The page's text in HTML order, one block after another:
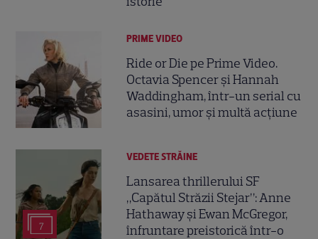
PRIME VIDEO
Ride or Die pe Prime Video.
Octavia Spencer și Hannah
Waddingham, într-un serial cu
asasini, umor și multă acțiune
7
VEDETE STRĂINE
Lansarea thrillerului SF
„Capătul Străzii Stejar”: Anne
Hathaway și Ewan McGregor,
înfruntare preistorică într-o